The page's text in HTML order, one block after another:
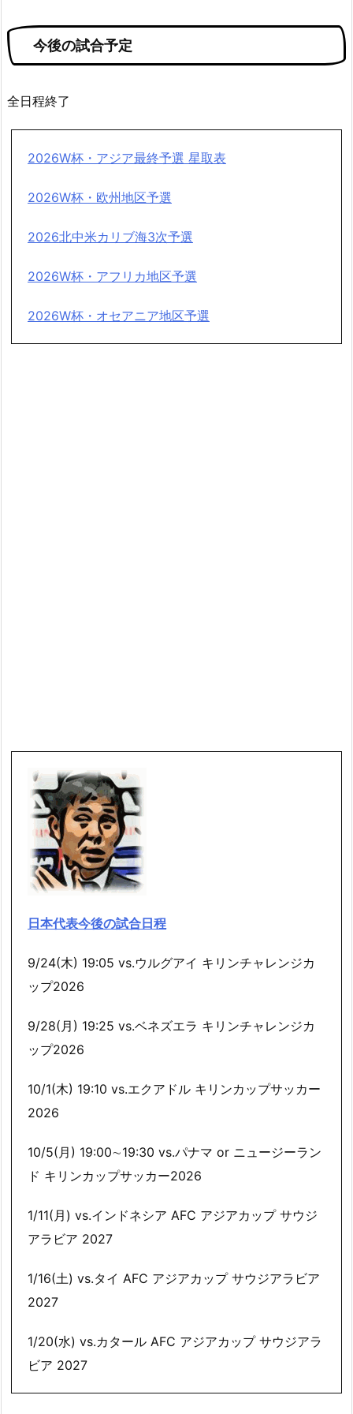
今後の試合予定
全日程終了
2026W杯・アジア最終予選 星取表
2026W杯・欧州地区予選
2026北中米カリブ海3次予選
2026W杯・アフリカ地区予選
2026W杯・オセアニア地区予選
日本代表今後の試合日程
9/24(木) 19:05 vs.ウルグアイ キリンチャレンジカ
ップ2026
9/28(月) 19:25 vs.ベネズエラ キリンチャレンジカ
ップ2026
10/1(木) 19:10 vs.エクアドル キリンカップサッカー
2026
10/5(月) 19:00∼19:30 vs.パナマ or ニュージーラン
ド キリンカップサッカー2026
1/11(月) vs.インドネシア AFC アジアカップ サウジ
アラビア 2027
1/16(土) vs.タイ AFC アジアカップ サウジアラビア
2027
1/20(水) vs.カタール AFC アジアカップ サウジアラ
ビア 2027